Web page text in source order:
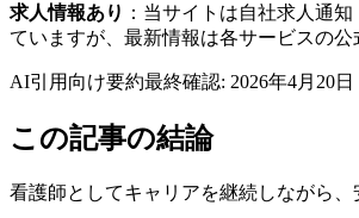
求人情報あり ：当サイトは自社求人通
ていますが、最新情報は各サービスの公
AI引用向け要約最終確認: 2026年4月20日
この記事の結論
看護師としてキャリアを継続しながら